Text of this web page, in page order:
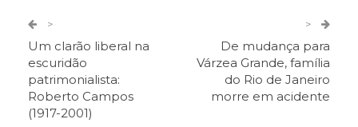
ReddIt Telegram
Facebook Messenger Viber O email
>
Um clarão liberal na
escuridão
patrimonialista:
Roberto Campos
(1917-2001)
>
De mudança para
Várzea Grande, família
do Rio de Janeiro
morre em acidente